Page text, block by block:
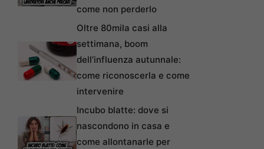
come non perderlo
Oltre 80mila casi alla
settimana, boom
dell’influenza autunnale:
come riconoscerla e come
intervenire
Incubo blatte: dove si
nascondono in casa e
come allontanarle per